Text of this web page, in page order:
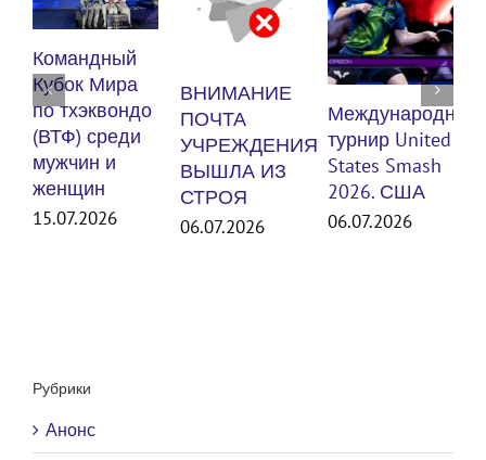
Командный
Кубок Мира
по тхэквондо
(ВТФ) среди
мужчин и
женщин
15.07.2026
ВНИМАНИЕ
ПОЧТА
УЧРЕЖДЕНИЯ
ВЫШЛА ИЗ
СТРОЯ
06.07.2026
Международный
турнир United
States Smash
2026. США
06.07.2026
Рубрики
Анонс